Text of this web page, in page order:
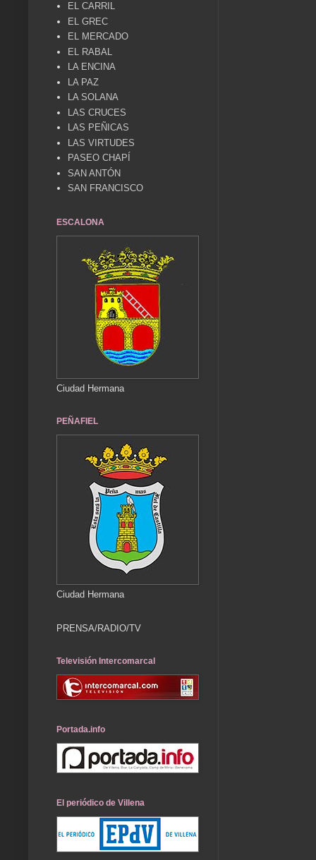
EL CARRIL
EL GREC
EL MERCADO
EL RABAL
LA ENCINA
LA PAZ
LA SOLANA
LAS CRUCES
LAS PEÑICAS
LAS VIRTUDES
PASEO CHAPÍ
SAN ANTÓN
SAN FRANCISCO
ESCALONA
Ciudad Hermana
PEÑAFIEL
Ciudad Hermana
PRENSA/RADIO/TV
Televisión Intercomarcal
Portada.info
El periódico de Villena